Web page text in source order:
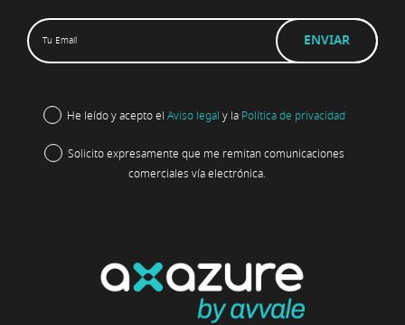
He leído y acepto el Aviso legal y la Política de privacidad
Solicito expresamente que me remitan comunicaciones
comerciales vía electrónica.